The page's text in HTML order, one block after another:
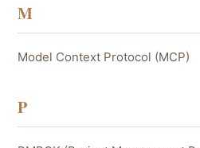
M
Model Context Protocol (MCP)
P